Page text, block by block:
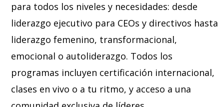
para todos los niveles y necesidades: desde
liderazgo ejecutivo para CEOs y directivos hasta
liderazgo femenino, transformacional,
emocional o autoliderazgo. Todos los
programas incluyen certificación internacional,
clases en vivo o a tu ritmo, y acceso a una